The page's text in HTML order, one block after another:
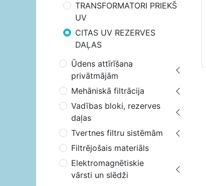
TRANSFORMATORI PRIEKŠ
UV
CITAS UV REZERVES
DAĻAS
Ūdens attīrīšana
privātmājām
Mehāniskā filtrācija
Vadības bloki, rezerves
daļas
Tvertnes filtru sistēmām
Filtrējošais materiāls
Elektromagnētiskie
vārsti un slēdži